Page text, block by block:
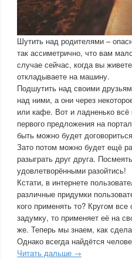
Шутить над родителями –
так ассиметрично, что вам
случае сейчас, когда вы
откладываете на машину.
Подшутить над своими
над ними, а они через
или кафе. Вот и ладненько
первого предложения на
быть можно будет
Зато потом можно будет ещё
разыграть друг друга.
удовлетворёнными разойтись!
Кстати, в интернете
различные придумки
кого применять то? Кругом
задумку, то применяет её на
же. Теперь мы знаем, как
Однако всегда найдётся
Читать дальше →